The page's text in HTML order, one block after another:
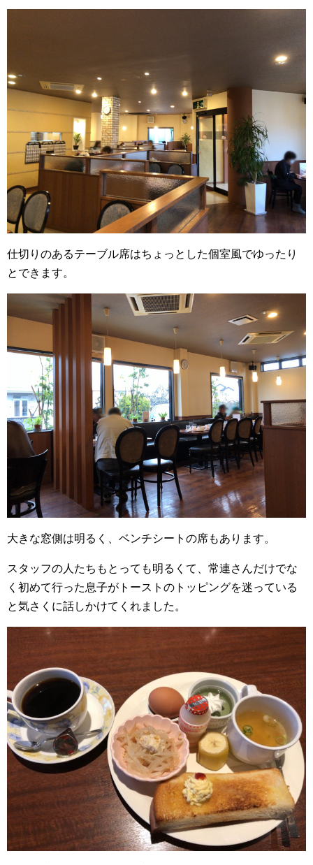
仕切りのあるテーブル席はちょっとした個室風でゆったり
とできます。
大きな窓側は明るく、ベンチシートの席もあります。
スタッフの人たちもとっても明るくて、常連さんだけでな
く初めて行った息子がトーストのトッピングを迷っている
と気さくに話しかけてくれました。